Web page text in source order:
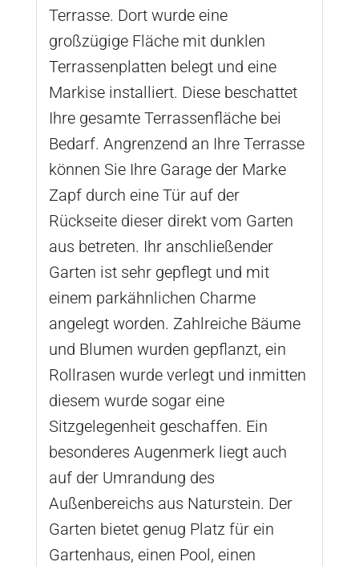
Terrasse. Dort wurde eine
großzügige Fläche mit dunklen
Terrassenplatten belegt und eine
Markise installiert. Diese beschattet
Ihre gesamte Terrassenfläche bei
Bedarf. Angrenzend an Ihre Terrasse
können Sie Ihre Garage der Marke
Zapf durch eine Tür auf der
Rückseite dieser direkt vom Garten
aus betreten. Ihr anschließender
Garten ist sehr gepflegt und mit
einem parkähnlichen Charme
angelegt worden. Zahlreiche Bäume
und Blumen wurden gepflanzt, ein
Rollrasen wurde verlegt und inmitten
diesem wurde sogar eine
Sitzgelegenheit geschaffen. Ein
besonderes Augenmerk liegt auch
auf der Umrandung des
Außenbereichs aus Naturstein. Der
Garten bietet genug Platz für ein
Gartenhaus, einen Pool, einen